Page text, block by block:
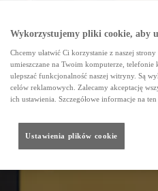
Wykorzystujemy pliki cookie, aby
Chcemy ułatwić Ci korzystanie z naszej
umieszczane na Twoim komputerze,
ulepszać funkcjonalność naszej witryny. Są
celów reklamowych. Zalecamy akceptację
ich ustawienia. Szczegółowe informacje na
Ustawienia plików cookie